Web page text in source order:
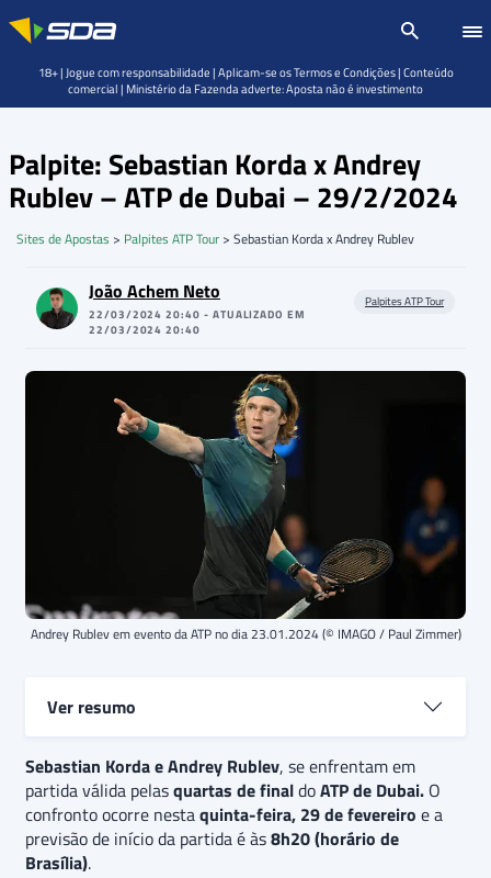
Palpite: Sebastian Korda x Andrey
Rublev – ATP de Dubai – 29/2/2024
Sites de Apostas > Palpites ATP Tour > Sebastian Korda x Andrey Rublev
João Achem Neto
22/03/2024 20:40 - ATUALIZADO EM
22/03/2024 20:40
Palpites ATP Tour
Andrey Rublev em evento da ATP no dia 23.01.2024 (© IMAGO / Paul Zimmer)
Ver resumo
Sebastian Korda e Andrey Rublevse enfrentam em
partida válida pelas quartas de final doATP de
Dubai.Ainda com seu melhorrankingda carreira, o
atual número 5 do mundo,Andrey Rublev, é mais
uma vez um forte candidato ao título nesta semana.
Sebastian Korda e Andrey Rublev, se enfrentam em
partida válida pelasquartas de finaldoATP de Dubai. O
confronto ocorre nestaquinta-feira, 29 de fevereiro e a
previsão de início da partida é às8h20 (horário de
Brasília).
18+ | Jogue com responsabilidade | Aplicam-se os Termos e Condições | Conteúdo
comercial | Ministério da Fazenda adverte: Aposta não é investimento